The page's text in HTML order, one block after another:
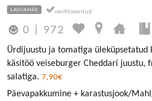
LASNAMÄE
0 972
Ürdijuustu ja tomatiga üleküpsetatud
käsitöö veiseburger Cheddari
salatiga. 7,90€
Päevapakkumine + karastusjook/